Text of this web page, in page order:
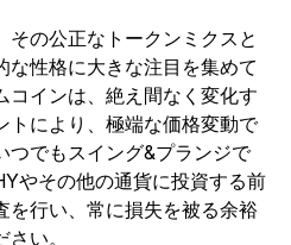
の公正なトークンミクスと
な性格に大きな注目を集めて
コインは、絶え間なく変化す
トにより、極端な価格変動で
つでもスイング&プランジで
やその他の通貨に投資する前
を行い、常に損失を被る余裕
い。